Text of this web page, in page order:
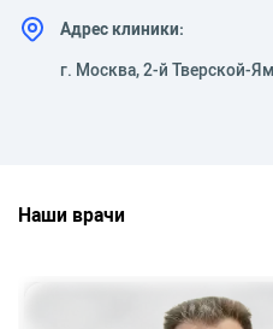
Адрес клиники:
г. Москва, 2-й Тверской-
Наши врачи